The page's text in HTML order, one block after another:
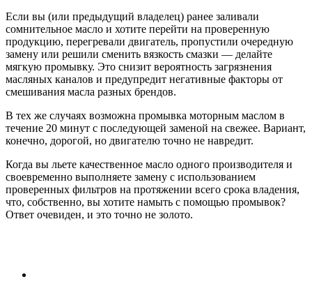
Если вы (или предыдущий владелец) ранее заливали
сомнительное масло и хотите перейти на проверенную
продукцию, перегревали двигатель, пропустили очередную
замену или решили сменить вязкость смазки — делайте
мягкую промывку. Это снизит вероятность загрязнения
масляных каналов и предупредит негативные факторы от
смешивания масла разных брендов.
В тех же случаях возможна промывка моторным маслом в
течение 20 минут с последующей заменой на свежее. Вариант,
конечно, дорогой, но двигателю точно не навредит.
Когда вы льете качественное масло одного производителя и
своевременно выполняете замену с использованием
проверенных фильтров на протяжении всего срока владения,
что, собственно, вы хотите намыть с помощью промывок?
Ответ очевиден, и это точно не золото.